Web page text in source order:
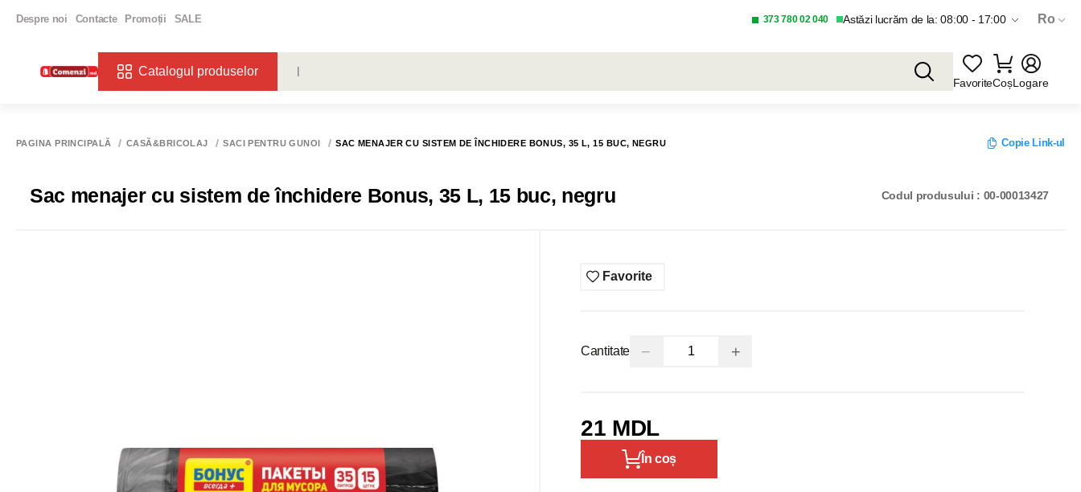
Despre noi Contacte Promoții SALE 373 780 02 040 Astăzi lucrăm de la: 08:00 - 17:00 Ro
Catalogul produselor
LIVRARE
FavoriteCoșLogare
PAGINA PRINCIPALĂ CASĂ&BRICOLAJ SACI PENTRU GUNOI SAC MENAJER CU SISTEM DE ÎNCHIDERE BONUS, 35 L, 15 BUC, NEGRU Copie Link-ul
Sac menajer cu sistem de închidere Bonus, 35 L, 15 buc, negru Codul produsului : 00-00013427
Favorite
Cantitate − +
21 MDL
În coș